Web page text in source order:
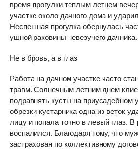
время прогулки теплым летнем
участке около дачного дома и
Неспешная прогулка обернулась
ушной раковины невезучего дачника.
Не в бровь, а в глаз
Работа на дачном участке часто
травм. Солнечным летним днем
подравнять кусты на приусадебном
обрезки кустарника одна из веток
лицу и попала точно в левый глаз. В
воспалился. Благодаря тому, что
застрахован по коллективному